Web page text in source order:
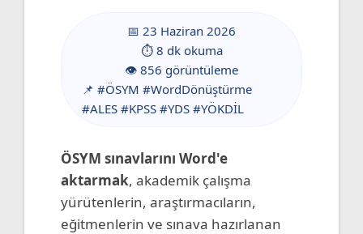
📅 23 Haziran 2026
⏱️ 8 dk okuma
👁️ 856 görüntüleme
📌 #ÖSYM #WordDönüştürme
#ALES #KPSS #YDS #YÖKDİL
ÖSYM sınavlarını Word'e
aktarmak, akademik çalışma
yürütenlerin, araştırmacıların,
eğitmenlerin ve sınava hazırlanan